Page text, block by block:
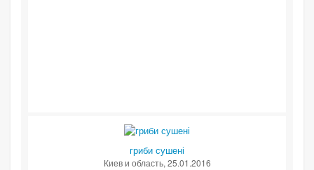
гриби сушені
Киев и область, 25.01.2016